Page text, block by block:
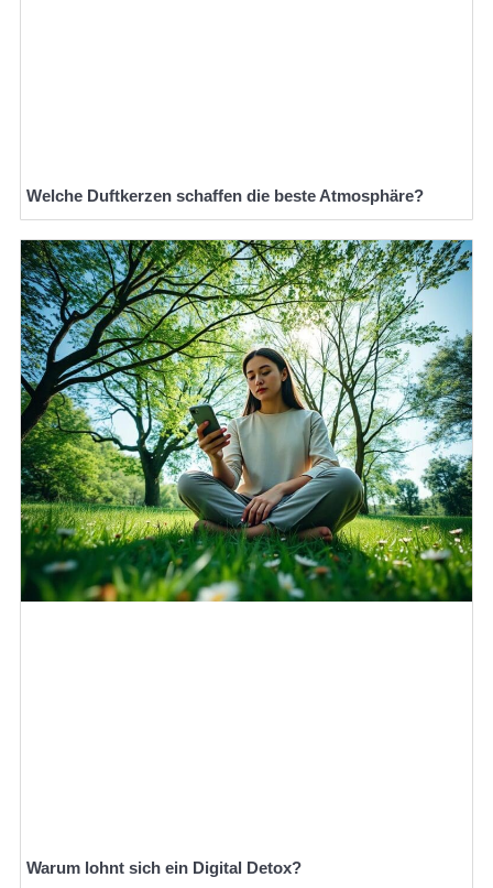
Welche Duftkerzen schaffen die beste Atmosphäre?
Warum lohnt sich ein Digital Detox?